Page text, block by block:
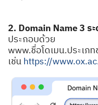
2. Domain Name 3 ร
ประกอบด้วย
www.ชื่อโดเมน.ประเภ
เช่น https://